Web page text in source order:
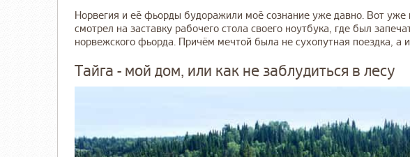
Норвегия и её фьорды будоражили моё сознание уже давно. Вот уже
смотрел на заставку рабочего стола своего ноутбука, где был
норвежского фьорда. Причём мечтой была не сухопутная поездка, а
Тайга - мой дом, или как не заблудиться в лесу